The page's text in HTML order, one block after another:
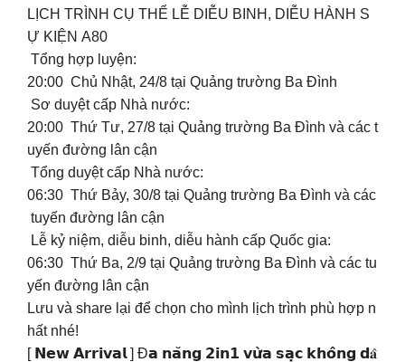
LỊCH TRÌNH CỤ THỂ LỄ DIỄU BINH, DIỄU HÀNH S
Ự KIỆN A80
️ Tổng hợp luyện:
20:00 Chủ Nhật, 24/8 tại Quảng trường Ba Đình
️ Sơ duyệt cấp Nhà nước:
20:00 Thứ Tư, 27/8 tại Quảng trường Ba Đình và các t
uyến đường lân cận
️ Tổng duyệt cấp Nhà nước:
06:30 Thứ Bảy, 30/8 tại Quảng trường Ba Đình và các
tuyến đường lân cận
️ Lễ kỷ niệm, diễu binh, diễu hành cấp Quốc gia:
06:30 Thứ Ba, 2/9 tại Quảng trường Ba Đình và các tu
yến đường lân cận
Lưu và share lại để chọn cho mình lịch trình phù hợp n
hất nhé!
[ 𝗡𝗲𝘄 𝗔𝗿𝗿𝗶𝘃𝗮𝗹 ] Đ𝗮 𝗻𝗮̆𝗻𝗴 𝟮𝗶𝗻𝟭 𝘃𝘂̛̀𝗮 𝘀𝗮̣𝗰 𝗸𝗵𝗼̂𝗻𝗴 𝗱𝐚̂